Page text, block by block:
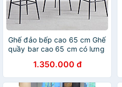
Ghế đảo bếp cao 65 cm Ghế
quầy bar cao 65 cm có lưng
thép sơn tĩnh điện đen đẹp
cao cấp sang trọng
1.350.000 đ